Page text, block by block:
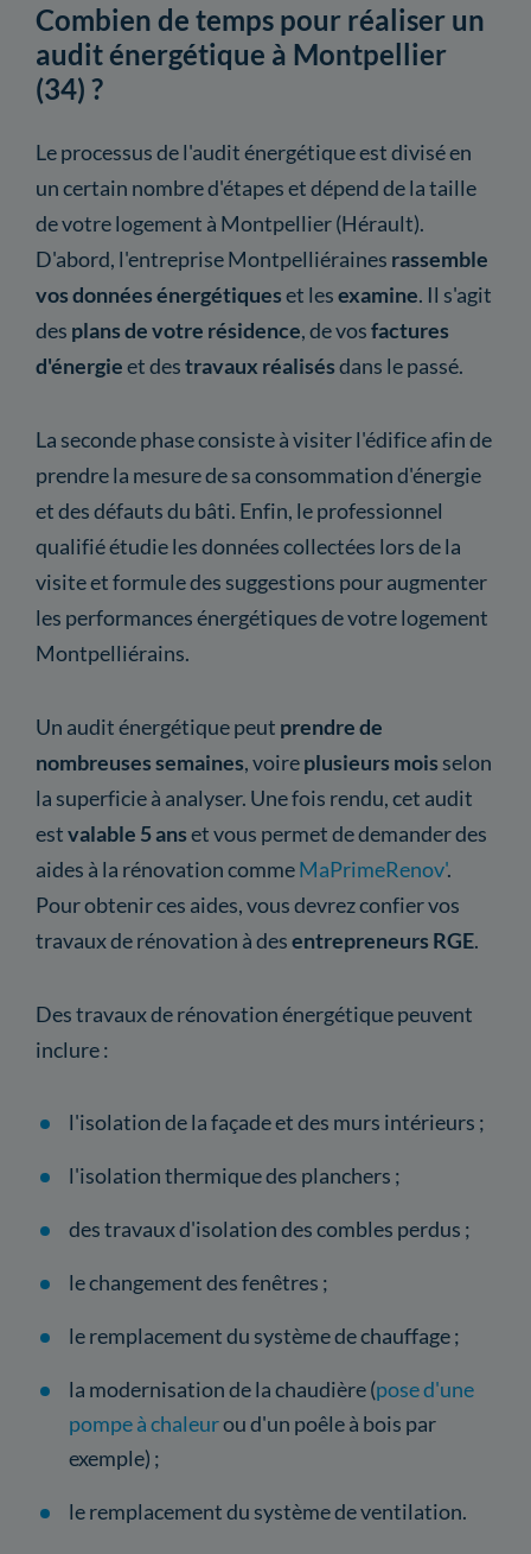
Combien de temps pour réaliser un
audit énergétique à Montpellier
(34) ?
Le processus de l'audit énergétique est divisé en
un certain nombre d'étapes et dépend de la taille
de votre logement à Montpellier (Hérault).
D'abord, l'entreprise Montpelliéraines rassemble
vos données énergétiqueset lesexamine. Il s'agit
des plans de votre résidence, de vosfactures
d'énergieet destravaux réalisésdans le passé.
La seconde phase consiste à visiter l'édifice afin de
prendre la mesure de sa consommation d'énergie
et des défauts du bâti. Enfin, le professionnel
qualifié étudie les données collectées lors de la
visite et formule des suggestions pour augmenter
les performances énergétiques de votre logement
Montpelliérains.
Un audit énergétique peut prendre de
nombreuses semaines, voireplusieurs mois selon
la superficie à analyser. Une fois rendu, cet audit
estvalable 5 anset vous permet de demander des
aides à la rénovation commeMaPrimeRenov'.
Pour obtenir ces aides, vous devrez confier vos
travaux de rénovation à desentrepreneurs RGE.
Des travaux de rénovation énergétique peuvent
inclure :
l'isolation de la façade et des murs intérieurs ;
l'isolation thermique des planchers ;
des travaux d'isolation des combles perdus ;
le changement des fenêtres ;
le remplacement du système de chauffage ;
la modernisation de la chaudière (pose d'une
pompe à chaleurou d'un poêle à bois par
exemple) ;
le remplacement du système de ventilation.